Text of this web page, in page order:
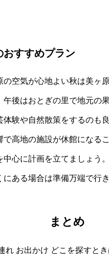
おすすめプラン
の空気が心地よい秋は美ヶ
午後はおとぎの里で地元の
体験や自然散策をするのも
で高地の施設が休館になる
中心に計画を立てましょう
にある場合は準備万端で行
まとめ
れ お出かけ どこを探すと